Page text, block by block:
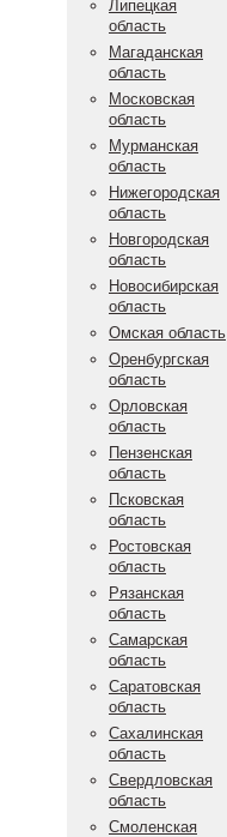
Липецкая
область
Магаданская
область
Московская
область
Мурманская
область
Нижегородская
область
Новгородская
область
Новосибирская
область
Омская область
Оренбургская
область
Орловская
область
Пензенская
область
Псковская
область
Ростовская
область
Рязанская
область
Самарская
область
Саратовская
область
Сахалинская
область
Свердловская
область
Смоленская